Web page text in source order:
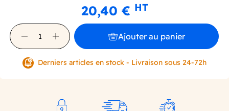
20,40 € HT
Ajouter au panier
Derniers articles en stock - Livraison sous 24-72h